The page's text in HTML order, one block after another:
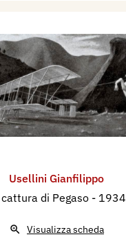
Usellini Gianfilippo
cattura di Pegaso - 1934
Visualizza scheda